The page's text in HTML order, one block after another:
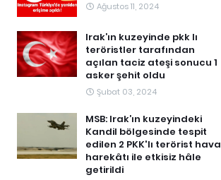
Ağustos 11, 2024
Irak’ın kuzeyinde pkk lı
teröristler tarafından
açılan taciz ateşi sonucu 1
asker şehit oldu
Şubat 03, 2024
MSB: Irak’ın kuzeyindeki
Kandil bölgesinde tespit
edilen 2 PKK'lı terörist hava
harekâtı ile etkisiz hâle
getirildi